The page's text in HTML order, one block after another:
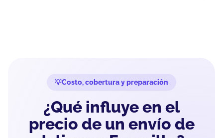
Costo, cobertura y preparación
¿Qué influye en el
precio de un envío de